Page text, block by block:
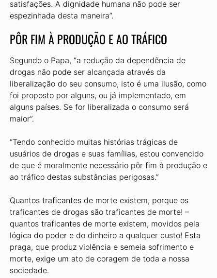
satisfações. A dignidade humana não pode ser
espezinhada desta maneira”.
PÔR FIM À PRODUÇÃO E AO TRÁFICO
Segundo o Papa, “a redução da dependência de
drogas não pode ser alcançada através da
liberalização do seu consumo, isto é uma ilusão, como
foi proposto por alguns, ou já implementado, em
alguns países. Se for liberalizada o consumo será
maior”.
“Tendo conhecido muitas histórias trágicas de
usuários de drogas e suas famílias, estou convencido
de que é moralmente necessário pôr fim à produção e
ao tráfico destas substâncias perigosas.”
Quantos traficantes de morte existem, porque os
traficantes de drogas são traficantes de morte! –
quantos traficantes de morte existem, movidos pela
lógica do poder e do dinheiro a qualquer custo! Esta
praga, que produz violência e semeia sofrimento e
morte, exige um ato de coragem de toda a nossa
sociedade.